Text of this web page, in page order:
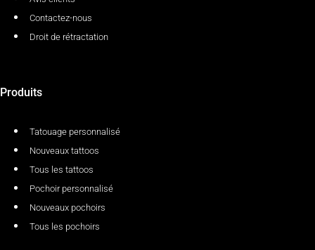
Contactez-nous
Droit de rétractation
Produits
Tatouage personnalisé
Nouveaux tattoos
Tous les tattoos
Pochoir personnalisé
Nouveaux pochoirs
Tous les pochoirs